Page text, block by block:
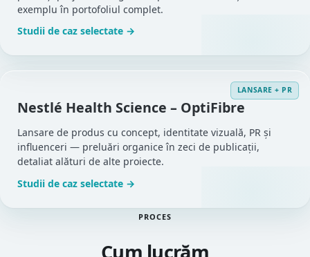
exemplu în portofoliul complet.
Studii de caz selectate →
LANSARE + PR
Nestlé Health Science – OptiFibre
Lansare de produs cu concept, identitate vizuală, PR și
influenceri — preluări organice în zeci de publicații,
detaliat alături de alte proiecte.
Studii de caz selectate →
PROCES